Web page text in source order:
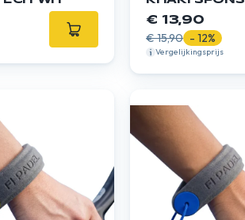
POLSBANDEN
€ 13,90
€ 15,90 - 12%
Vergelijkingsprijs